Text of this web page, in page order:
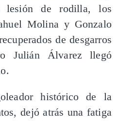
lesión de rodilla, los
Molina y Gonzalo
de desgarros
Julián Álvarez llegó
histórico de la
dejó atrás una fatiga